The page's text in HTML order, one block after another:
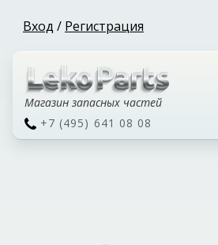
Вход / Регистрация
Магазин запасных частей
+7 (495) 641 08 08